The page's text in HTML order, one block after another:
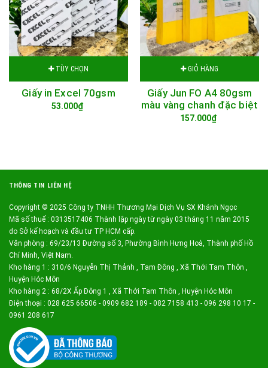
TÙY CHỌN
Giấy in Excel 70gsm
53.000₫
GIỎ HÀNG
Giấy Jun FO A4 80gsm
màu vàng chanh đặc biệt
157.000₫
THÔNG TIN LIÊN HỆ
Copyright © 2025 Công ty TNHH Thương Mại Dịch Vụ SX Khánh Ngọc
Mã số thuế : 0313517406 Thành lập ngày từ ngày 03 tháng 11 năm 2015
do Sở kế hoạch và đầu tư TP HCM cấp.
Văn phòng : 69/23/13 Đường số 3, Phường Bình Hưng Hoà, Thành phố Hồ
Chí Minh, Việt Nam.
Kho hàng 1 : 310/6 Nguyễn Thị Thảnh , Tam Đông , Xã Thới Tam Thôn ,
Huyện Hóc Môn
Kho hàng 2 : 68/2X Ấp Đông 1 , Xã Thới Tam Thôn , Huyện Hóc Môn
Điện thoại : 028 625 66506 - 0909 682 189 - 082 7158 413 - 096 298 10 17 -
0961 208 617